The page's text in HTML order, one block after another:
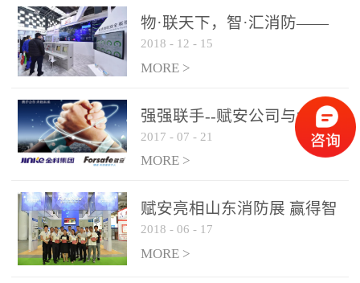
力和闲难，同时也将造成
巨大的经济损失和社会影
响，基至还会造成人员伤
亡。图像型火灾探测器正
是针对这种高大空间建筑
物的消防设施、设备通过
现场图像的实时获取、预
处理和特征提取分析，实
现火焰的跟踪和识别。能
更早的进行预警，达到早
报早防的效果。 系统构
成示意图： 图像型火灾
物·联天下，智·汇消防——
赋安F&S 2018上海消防展圆
满落幕
2018 - 12 - 15
MORE >
强强联手--赋安公司与金科
集团达成战略合作协议
2017 - 07 - 21
MORE >
赋安亮相山东消防展 赢得智
慧消防新荣耀
2018 - 06 - 17
MORE >